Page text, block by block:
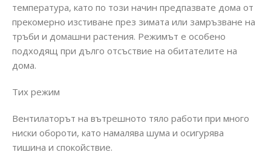
температура, като по този начин предпазвате дома от
прекомерно изстиване през зимата или замръзване на
тръби и домашни растения. Режимът е особено
подходящ при дълго отсъствие на обитателите на
дома.
Тих режим
Вентилаторът на вътрешното тяло работи при много
ниски обороти, като намалява шума и осигурява
тишина и спокойствие.